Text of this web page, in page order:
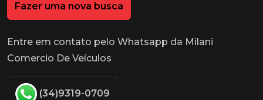
Fazer uma nova busca
Entre em contato pelo Whatsapp da Milani
Comercio De Veículos
(34)9319-0709